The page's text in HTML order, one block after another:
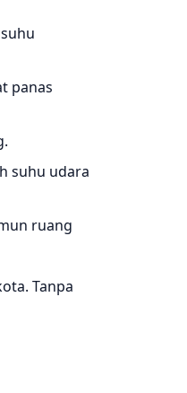
panas
suhu udara
ruang
Tanpa